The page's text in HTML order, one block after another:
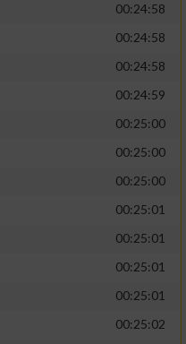
00:24:58
00:24:58
00:24:58
00:24:59
00:25:00
00:25:00
00:25:00
00:25:01
00:25:01
00:25:01
00:25:01
00:25:02